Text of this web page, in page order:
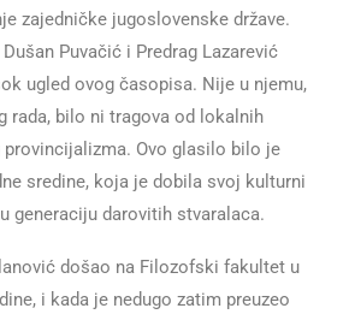
zajedničke jugoslovenske države.
Puvačić i Predrag Lazarević
ugled ovog časopisa. Nije u njemu,
rada, bilo ni tragova od lokalnih
Ovo glasilo bilo je
sredine, koja je dobila svoj kulturni
generaciju darovitih stvaralaca.
došao na Filozofski fakultet u
i kada je nedugo zatim preuzeo